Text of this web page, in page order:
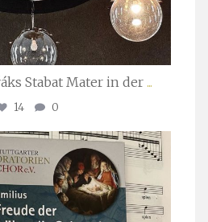
Stabat Mater in der ...
14 0
Nov. 29